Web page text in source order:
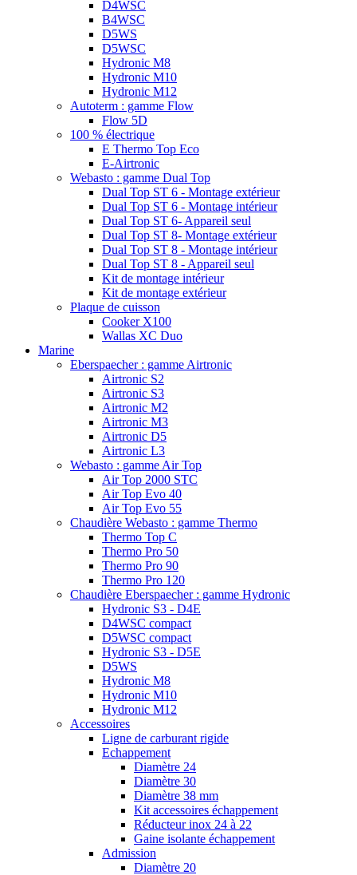
D4WSC
B4WSC
D5WS
D5WSC
Hydronic M8
Hydronic M10
Hydronic M12
Autoterm : gamme Flow
Flow 5D
100 % électrique
E Thermo Top Eco
E-Airtronic
Webasto : gamme Dual Top
Dual Top ST 6 - Montage extérieur
Dual Top ST 6 - Montage intérieur
Dual Top ST 6- Appareil seul
Dual Top ST 8- Montage extérieur
Dual Top ST 8 - Montage intérieur
Dual Top ST 8 - Appareil seul
Kit de montage intérieur
Kit de montage extérieur
Plaque de cuisson
Cooker X100
Wallas XC Duo
Marine
Eberspaecher : gamme Airtronic
Airtronic S2
Airtronic S3
Airtronic M2
Airtronic M3
Airtronic D5
Airtronic L3
Webasto : gamme Air Top
Air Top 2000 STC
Air Top Evo 40
Air Top Evo 55
Chaudière Webasto : gamme Thermo
Thermo Top C
Thermo Pro 50
Thermo Pro 90
Thermo Pro 120
Chaudière Eberspaecher : gamme Hydronic
Hydronic S3 - D4E
D4WSC compact
D5WSC compact
Hydronic S3 - D5E
D5WS
Hydronic M8
Hydronic M10
Hydronic M12
Accessoires
Ligne de carburant rigide
Echappement
Diamètre 24
Diamètre 30
Diamètre 38 mm
Kit accessoires échappement
Réducteur inox 24 à 22
Gaine isolante échappement
Admission
Diamètre 20